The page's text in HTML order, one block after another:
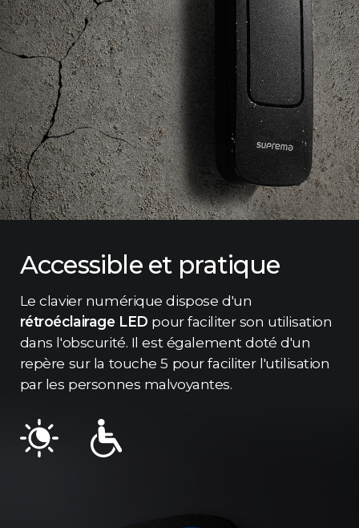
Accessible et pratique
Le clavier numérique dispose d'un
rétroéclairage LED pour faciliter son utilisation
dans l'obscurité. Il est également doté d'un
repère sur la touche 5 pour faciliter l'utilisation
par les personnes malvoyantes.